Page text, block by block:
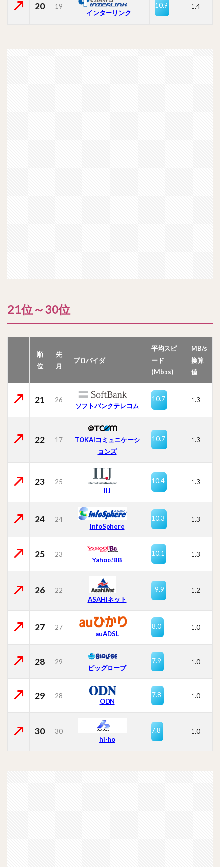
20
19
インターリンク
10.9 1.4
21位～30位
順
位
先
月
プロバイダ
平均スピ
ード
(Mbps)
MB/s
換算
値
21 26
ソフトバンクテレコム
10.7 1.3
22 17
TOKAIコミュニケーシ
ョンズ
10.7 1.3
23
25
IIJ
10.4 1.3
24
24
InfoSphere
10.3 1.3
25 23
Yahoo!BB
10.1 1.3
26
22
ASAHIネット
9.9 1.2
27
27
auADSL
8.0 1.0
28 29
ビッグローブ
7.9 1.0
29 28
ODN
7.8 1.0
30
30
hi-ho
7.8 1.0